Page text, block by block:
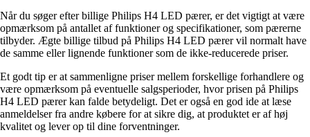
Når du søger efter billige Philips H4 LED pærer, er det vigtigt at være
opmærksom på antallet af funktioner og specifikationer, som pærerne
tilbyder. Ægte billige tilbud på Philips H4 LED pærer vil normalt have
de samme eller lignende funktioner som de ikke-reducerede priser.
Et godt tip er at sammenligne priser mellem forskellige forhandlere og
være opmærksom på eventuelle salgsperioder, hvor prisen på Philips
H4 LED pærer kan falde betydeligt. Det er også en god ide at læse
anmeldelser fra andre købere for at sikre dig, at produktet er af høj
kvalitet og lever op til dine forventninger.